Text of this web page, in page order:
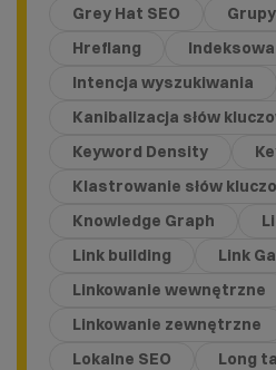
Grey Hat SEO
Hreflang
Intencja wyszukiwania
Kanibalizacja słów
Keyword Density
Klastrowanie słów
Knowledge Graph
Link building
Link
Linkowanie wewnętrzne
Linkowanie zewnętrzne
Lokalne SEO
Long